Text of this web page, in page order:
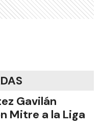
Gavilán
Mitre a la Liga